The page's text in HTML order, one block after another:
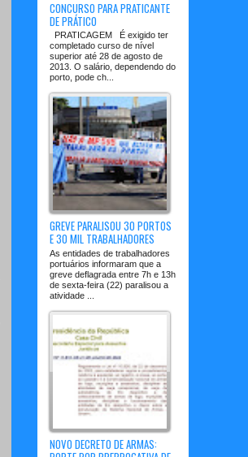
CONCURSO PARA PRATICANTE
DE PRÁTICO
PRATICAGEM É exigido ter
completado curso de nível
superior até 28 de agosto de
2013. O salário, dependendo do
porto, pode ch...
GREVE PARALISOU 30 PORTOS
E 30 MIL TRABALHADORES
As entidades de trabalhadores
portuários informaram que a
greve deflagrada entre 7h e 13h
de sexta-feira (22) paralisou a
atividade ...
NOVO DECRETO DE ARMAS: